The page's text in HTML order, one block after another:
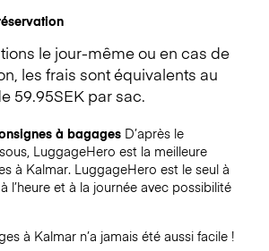
le jour-même ou en cas de
les frais sont équivalents au
59.95SEK par sac.
à bagages D’après le
LuggageHero est la meilleure
à Kalmar. LuggageHero est le seul à
l’heure et à la journée avec possibilité
à Kalmarn’a jamais été aussi facile !